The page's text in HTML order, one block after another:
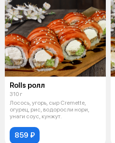
Rolls ролл
310 г
Лосось, угорь, сыр Cremette,
огурец, рис, водоросли нори,
унаги соус, кунжут.
859 ₽